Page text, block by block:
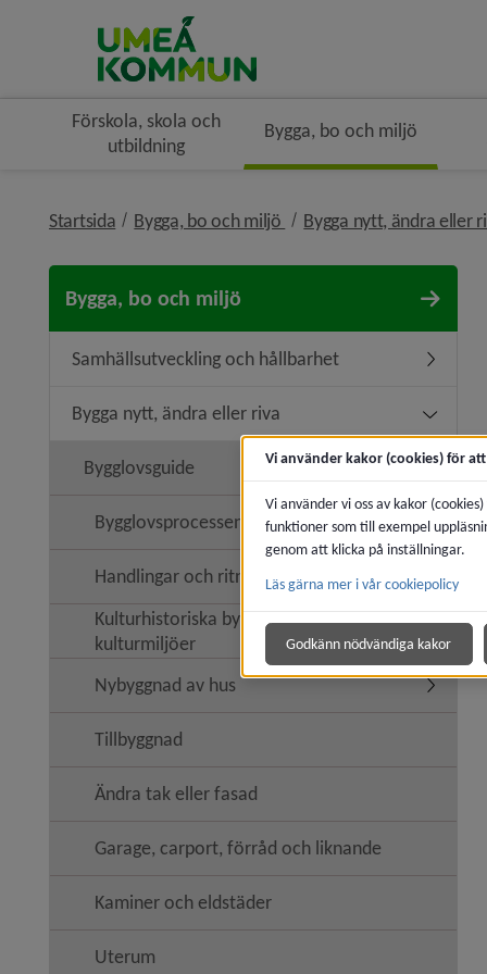
Förskola, skola och
utbildning
Bygga, bo och miljö
Startsida Bygga, bo och miljö nivå i
Bygga nytt, ändra eller
Bygga, bo och miljö
Samhällsutveckling och hållbarhet
Bygga nytt, ändra eller riva
Bygglovsguide
Bygglovsprocessen
Handlingar och ritningar till ansökan
Kulturhistoriska byggnader,
kulturmiljöer
Nybyggnad av hus
Tillbyggnad
Ändra tak eller fasad
Garage, carport, förråd och liknande
Kaminer och eldstäder
Uterum
Vi använder kakor (cookies) för
Vi använder vi oss av kakor
funktioner som till exempel
genom att klicka på inställningar.
Läs gärna mer i vår cookiepolicy
Godkänn nödvändiga kakor